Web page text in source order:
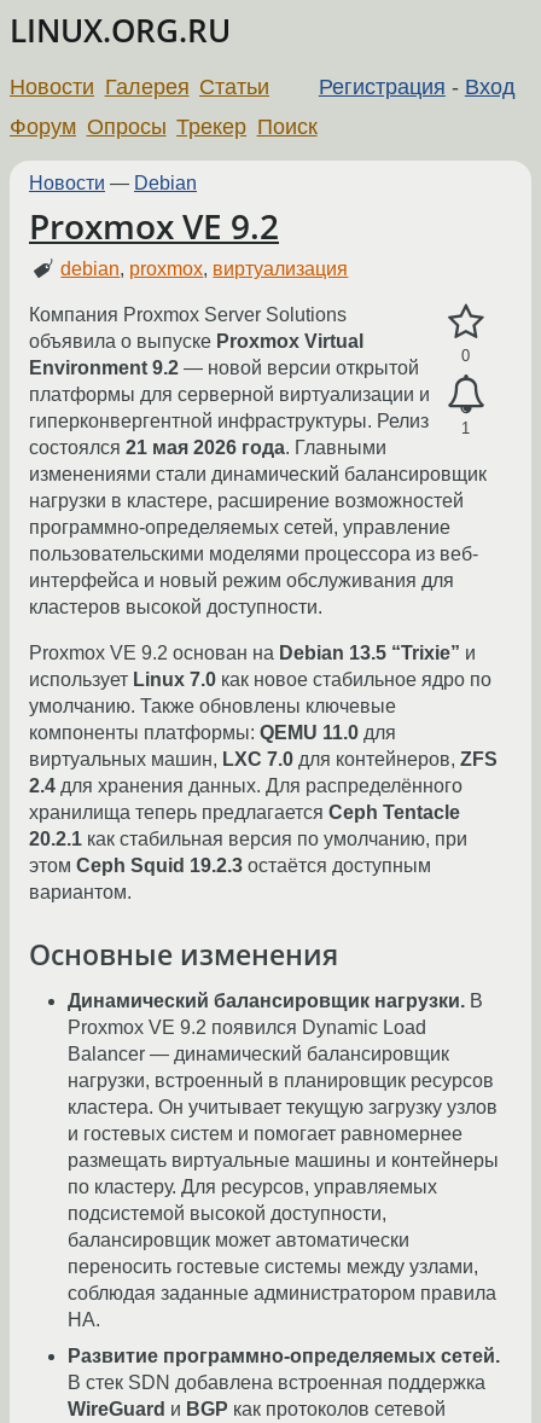
LINUX.ORG.RU
Регистрация - Вход
Новости Галерея Статьи
Форум Опросы Трекер Поиск
Новости — Debian
Proxmox VE 9.2
debian, proxmox, виртуализация
0
1
Компания Proxmox Server Solutions
объявила о выпуске Proxmox Virtual
Environment 9.2 — новой версии открытой
платформы для серверной виртуализации и
гиперконвергентной инфраструктуры. Релиз
состоялся 21 мая 2026 года. Главными
изменениями стали динамический балансировщик
нагрузки в кластере, расширение возможностей
программно-определяемых сетей, управление
пользовательскими моделями процессора из веб-
интерфейса и новый режим обслуживания для
кластеров высокой доступности.
Proxmox VE 9.2 основан на Debian 13.5 “Trixie” и
использует Linux 7.0 как новое стабильное ядро по
умолчанию. Также обновлены ключевые
компоненты платформы: QEMU 11.0 для
виртуальных машин, LXC 7.0 для контейнеров, ZFS
2.4 для хранения данных. Для распределённого
хранилища теперь предлагается Ceph Tentacle
20.2.1 как стабильная версия по умолчанию, при
этом Ceph Squid 19.2.3 остаётся доступным
вариантом.
Основные изменения
Динамический балансировщик нагрузки. В
Proxmox VE 9.2 появился Dynamic Load
Balancer — динамический балансировщик
нагрузки, встроенный в планировщик ресурсов
кластера. Он учитывает текущую загрузку узлов
и гостевых систем и помогает равномернее
размещать виртуальные машины и контейнеры
по кластеру. Для ресурсов, управляемых
подсистемой высокой доступности,
балансировщик может автоматически
переносить гостевые системы между узлами,
соблюдая заданные администратором правила
HA.
Развитие программно-определяемых сетей.
В стек SDN добавлена встроенная поддержка
WireGuard и BGP как протоколов сетевой